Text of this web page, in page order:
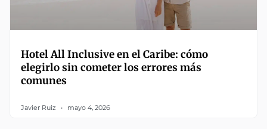
Hotel All Inclusive en el Caribe: cómo
elegirlo sin cometer los errores más
comunes
Javier Ruiz mayo 4, 2026